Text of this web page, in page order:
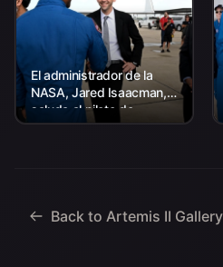
El administrador de la
NASA, Jared Isaacman,
saluda al piloto de
Artemis II, Victor Glover,
Back to Artemis II Gallery